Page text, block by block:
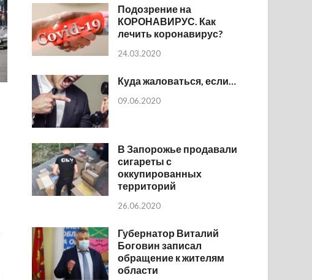
Подозрение на
КОРОНАВИРУС. Как
лечить коронавирус?
24.03.2020
Куда жаловаться, если…
09.06.2020
В Запорожье продавали
сигареты с
оккупированных
территорий
26.06.2020
Губернатор Виталий
Боговин записал
обращение к жителям
области